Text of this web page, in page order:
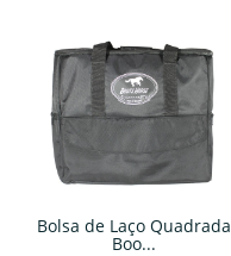
Bolsa de Laço Quadrada
Boo...